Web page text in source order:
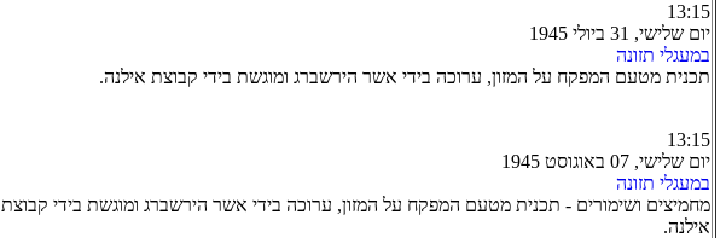
13:15
יום שלישי, 31 ביולי 1945
במעגלי תזונה
תכנית מטעם המפקח על המזון, ערוכה בידי אשר הירשברג ומוגשת בידי קבוצת אילנה.
13:15
יום שלישי, 07 באוגוסט 1945
במעגלי תזונה
מחמיצים ושימורים - תכנית מטעם המפקח על המזון, ערוכה בידי אשר הירשברג ומוגשת בידי קבוצת
אילנה.